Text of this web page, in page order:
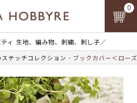
ィ 生地、編み物、刺繍、刺し子／
0
テッチコレクション ブックカバー＜ロー